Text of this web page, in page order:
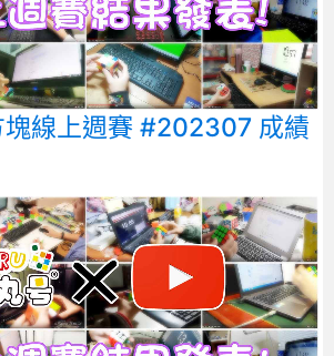
塊線上週賽 #202307 成績